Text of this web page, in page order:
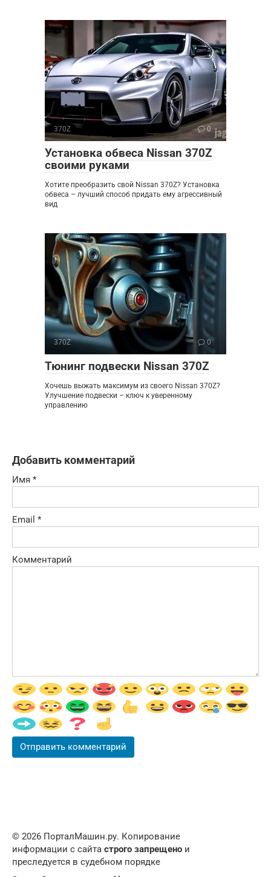
370Z 0
Установка обвеса Nissan 370Z
своими руками
Хотите преобразить свой Nissan 370Z? Установка
обвеса – лучший способ придать ему агрессивный
вид
370Z 0
Тюнинг подвески Nissan 370Z
Хочешь выжать максимум из своего Nissan 370Z?
Улучшение подвески – ключ к уверенному
управлению
Добавить комментарий
Имя *
Email *
Комментарий
© 2026 ПорталМашин.ру. Копирование
информации с сайта строго запрещено и
преследуется в судебном порядке